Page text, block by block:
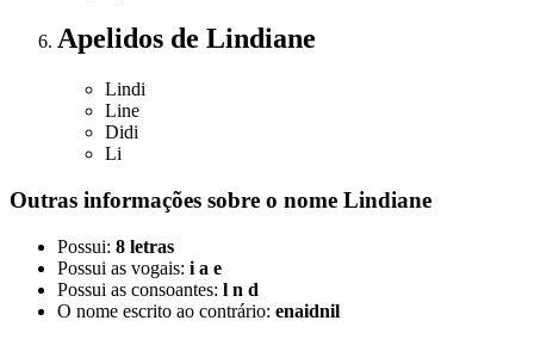
Apelidos de Lindiane
Lindi
Line
Didi
Li
Outras informações sobre o nome Lindiane
Possui: 8 letras
Possui as vogais: i a e
Possui as consoantes: l n d
O nome escrito ao contrário: enaidnil